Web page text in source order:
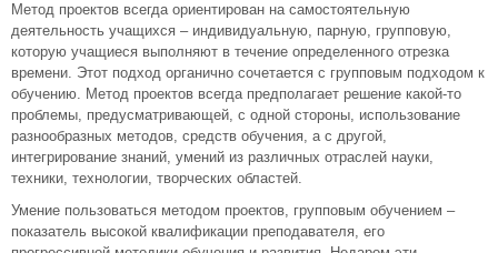
Метод проектов всегда ориентирован на самостоятельную
деятельность учащихся – индивидуальную, парную, групповую,
которую учащиеся выполняют в течение определенного отрезка
времени. Этот подход органично сочетается с групповым подходом к
обучению. Метод проектов всегда предполагает решение какой-то
проблемы, предусматривающей, с одной стороны, использование
разнообразных методов, средств обучения, а с другой,
интегрирование знаний, умений из различных отраслей науки,
техники, технологии, творческих областей.
Умение пользоваться методом проектов, групповым обучением –
показатель высокой квалификации преподавателя, его